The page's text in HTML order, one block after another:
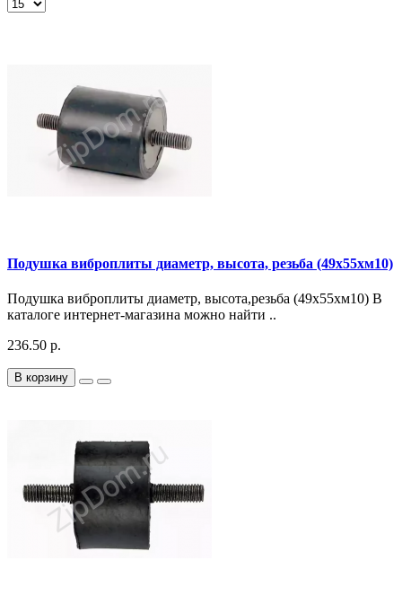
Подушка виброплиты диаметр, высота, резьба (49х55хм10)
Подушка виброплиты диаметр, высота,резьба (49х55хм10) В
каталоге интернет-магазина можно найти ..
236.50 р.
В корзину